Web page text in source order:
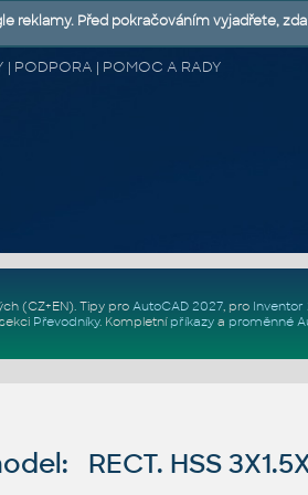
| PODPORA | POMOC A RADY
(CZ+EN). Tipy pro AutoCAD 2027, pro Inventor
Převodníky. Kompletní příkazya proměnné
RECT. HSS
reklamy. Před pokračováním vyjadřete,